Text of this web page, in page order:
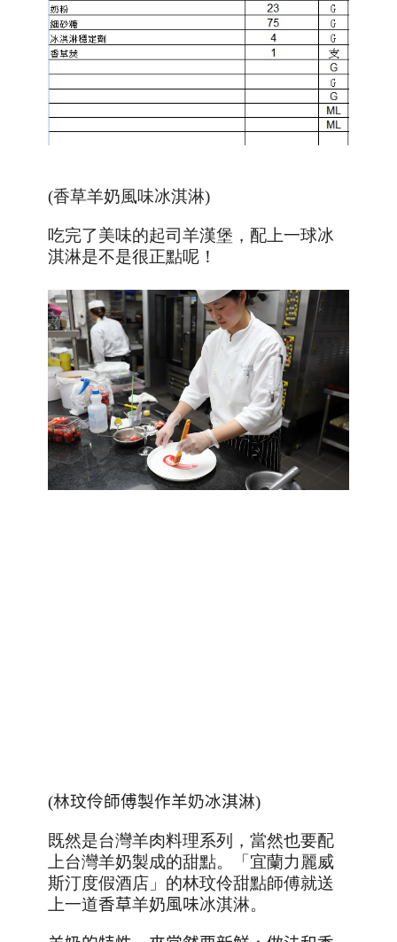
(香草羊奶風味冰淇淋)
吃完了美味的起司羊漢堡，配上一球冰
淇淋是不是很正點呢！
(林玟伶師傅製作羊奶冰淇淋)
既然是台灣羊肉料理系列，當然也要配
上台灣羊奶製成的甜點。「宜蘭力麗威
斯汀度假酒店」的林玟伶甜點師傅就送
上一道香草羊奶風味冰淇淋。